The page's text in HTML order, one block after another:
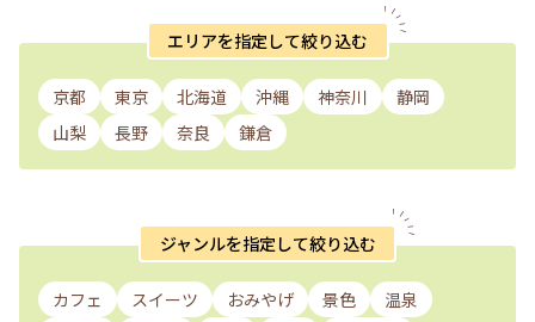
エリアを指定して絞り込む
京都 東京 北海道 沖縄 神奈川
静岡
山梨
長野 奈良 鎌倉
ジャンルを指定して絞り込む
カフェ スイーツ おみやげ 景色
温泉